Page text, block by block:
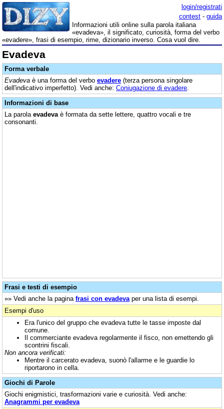
login/registrati
contest - guida
Informazioni utili online sulla parola italiana
«evadeva», il significato, curiosità, forma del verbo
«evadere», frasi di esempio, rime, dizionario inverso. Cosa vuol dire.
Evadeva
Forma verbale
Evadeva è una forma del verbo evadere (terza persona singolare
dell'indicativo imperfetto). Vedi anche: Coniugazione di evadere
Informazioni di base
La parola evadeva è formata da sette lettere, quattro vocali e tre
consonanti.
Frasi e testi di esempio
»» Vedi anche la pagina frasi con evadeva per una lista di esempi.
Esempi d'uso
Era l'unico del gruppo che evadeva tutte le tasse imposte dal
comune.
Il commerciante evadeva regolarmente il fisco, non emettendo gli
scontrini fiscali.
Non ancora verificati:
Mentre il carcerato evadeva, suonò l'allarme e le guardie lo
riportarono in cella.
Giochi di Parole
Giochi enigmistici, trasformazioni varie e curiosità. Vedi anche:
Anagrammi per evadeva